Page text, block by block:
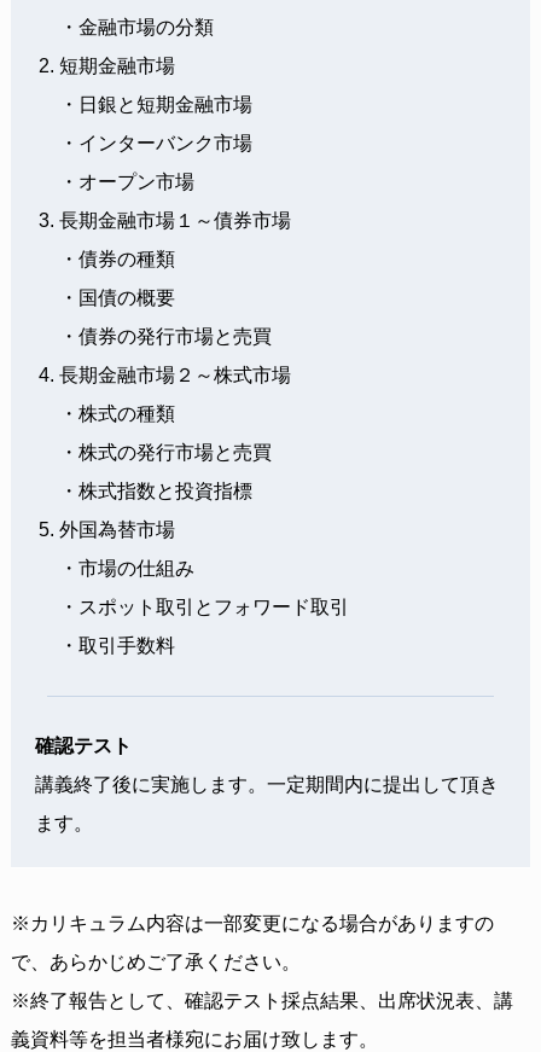
・金融市場の分類
短期金融市場
・日銀と短期金融市場
・インターバンク市場
・オープン市場
長期金融市場１～債券市場
・債券の種類
・国債の概要
・債券の発行市場と売買
長期金融市場２～株式市場
・株式の種類
・株式の発行市場と売買
・株式指数と投資指標
外国為替市場
・市場の仕組み
・スポット取引とフォワード取引
・取引手数料
確認テスト
講義終了後に実施します。一定期間内に提出して頂き
ます。
※カリキュラム内容は一部変更になる場合がありますの
で、あらかじめご了承ください。
※終了報告として、確認テスト採点結果、出席状況表、講
義資料等を担当者様宛にお届け致します。